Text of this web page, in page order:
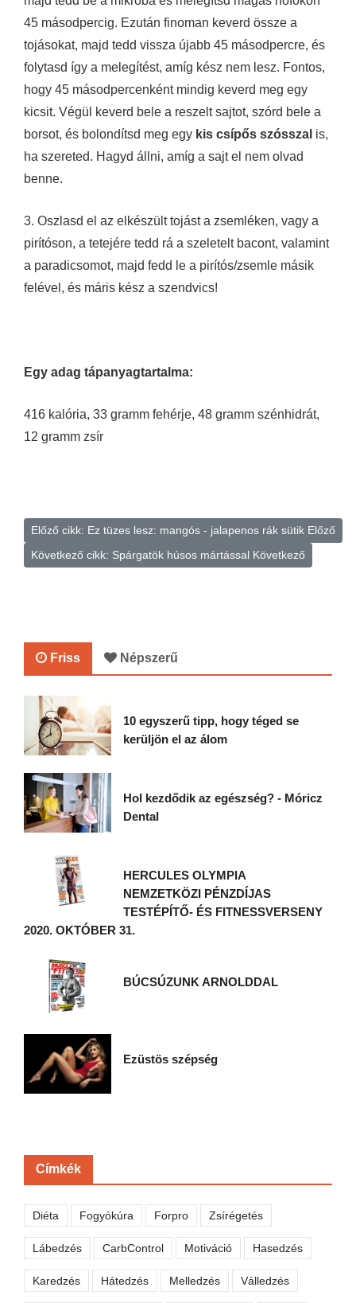
45 másodpercig. Ezután finoman keverd össze a
tojásokat, majd tedd vissza újabb 45 másodpercre, és
folytasd így a melegítést, amíg kész nem lesz. Fontos,
hogy 45 másodpercenként mindig keverd meg egy
kicsit. Végül keverd bele a reszelt sajtot, szórd bele a
borsot, és bolondítsd meg egy kis csípős szósszal is,
ha szereted. Hagyd állni, amíg a sajt el nem olvad
benne.
3. Oszlasd el az elkészült tojást a zsemléken, vagy a
pirítóson, a tetejére tedd rá a szeletelt bacont, valamint
a paradicsomot, majd fedd le a pirítós/zsemle másik
felével, és máris kész a szendvics!
Egy adag tápanyagtartalma:
416 kalória, 33 gramm fehérje, 48 gramm szénhidrát,
12 gramm zsír
Előző cikk: Ez tüzes lesz: mangós - jalapenos rák sütik Előző
Következő cikk: Spárgatök húsos mártással Következő
Friss Népszerű
10 egyszerű tipp, hogy téged se
kerüljön el az álom
Hol kezdődik az egészség? - Móricz
Dental
HERCULES OLYMPIA
NEMZETKÖZI PÉNZDÍJAS
TESTÉPÍTŐ- ÉS FITNESSVERSENY
2020. OKTÓBER 31.
BÚCSÚZUNK ARNOLDDAL
Ezüstös szépség
Címkék
Diéta Fogyókúra Forpro Zsírégetés
Lábedzés CarbControl Motiváció Hasedzés
Karedzés Hátedzés Melledzés Válledzés